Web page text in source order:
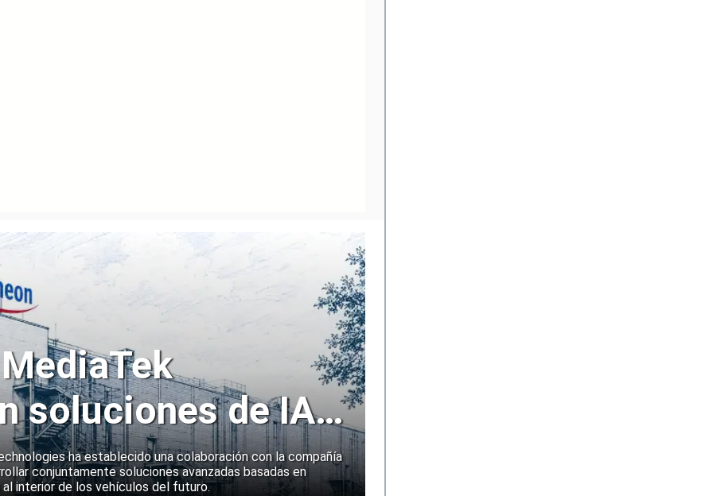
soluciones de IA
a bordo de
ha establecido una colaboración con la compañía
conjuntamente soluciones avanzadas basadas en
interior de los vehículos del futuro.